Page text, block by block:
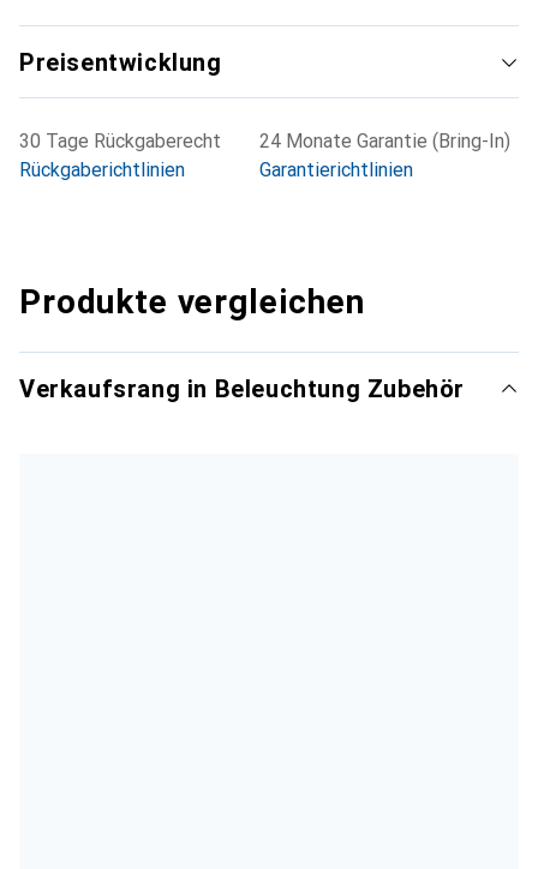
Preisentwicklung
30 Tage Rückgaberecht
Rückgaberichtlinien
24 Monate Garantie (Bring-In)
Garantierichtlinien
Produkte vergleichen
Verkaufsrang in Beleuchtung Zubehör